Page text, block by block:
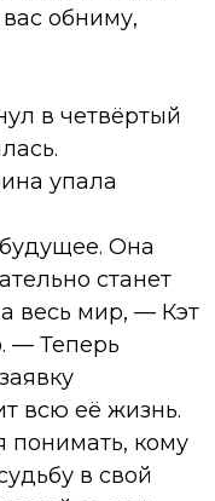
обниму,
в четвёртый
упала
Она
станет
весь мир, — Кэт
— Теперь
всю её жизнь.
понимать, кому
в свой